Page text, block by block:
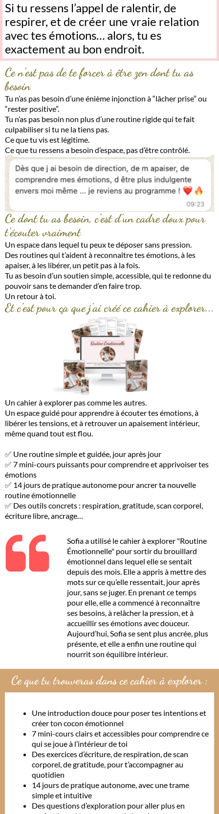
Si tu ressens l’appel de ralentir, de
respirer, et de créer une vraie relation
avec tes émotions… alors, tu es
exactement au bon endroit.
Ce n’est pas de te forcer à être zen dont tu as
besoin
Tu n’as pas besoin d’une énième injonction à “lâcher prise” ou
“rester positive”.
Tu n’as pas besoin non plus d’une routine rigide qui te fait
culpabiliser si tu ne la tiens pas.
Ce que tu vis est légitime.
Ce que tu ressens a besoin d’espace, pas d’être contrôlé.
Ce dont tu as besoin, c’est d’un cadre doux pour
t’écouter vraiment
Un espace dans lequel tu peux te déposer sans pression.
Des routines qui t’aident à reconnaître tes émotions, à les
apaiser, à les libérer, un petit pas à la fois.
Tu as besoin d’un soutien simple, accessible, qui te redonne du
pouvoir sans te demander d’en faire trop.
Un retour à toi.
Et c'est pour ça que j'ai créé ce cahier à explorer...
Un cahier à explorer pas comme les autres.
Un espace guidé pour apprendre à écouter tes émotions, à
libérer les tensions, et à retrouver un apaisement intérieur,
même quand tout est flou.
✅ Une routine simple et guidée, jour après jour
✅ 7 mini-cours puissants pour comprendre et apprivoiser tes
émotions
✅ 14 jours de pratique autonome pour ancrer ta nouvelle
routine émotionnelle
✅ Des outils concrets : respiration, gratitude, scan corporel,
écriture libre, ancrage…
Sofia a utilisé le cahier à explorer "Routine
Émotionnelle" pour sortir du brouillard
émotionnel dans lequel elle se sentait
depuis des mois. Elle a appris à mettre des
mots sur ce qu’elle ressentait, jour après
jour, sans se juger. En prenant ce temps
pour elle, elle a commencé à reconnaître
ses besoins, à relâcher la pression, et à
accueillir ses émotions avec douceur.
Aujourd’hui, Sofia se sent plus ancrée, plus
présente, et elle a enfin une routine qui
nourrit son équilibre intérieur.
Ce que tu trouveras dans ce cahier à explorer :
Une introduction douce pour poser tes intentions et
créer ton cocon émotionnel
7 mini-cours clairs et accessibles pour comprendre ce
qui se joue à l’intérieur de toi
Des exercices d’écriture, de respiration, de scan
corporel, de gratitude, pour t’accompagner au
quotidien
14 jours de pratique autonome, avec une trame
simple et intuitive
Des questions d’exploration pour aller plus en